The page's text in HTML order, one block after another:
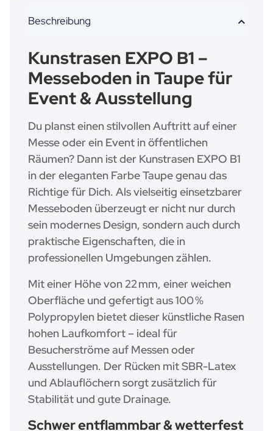
Beschreibung
Kunstrasen EXPO B1 –
Messeboden in Taupe für
Event & Ausstellung
Du planst einen stilvollen Auftritt auf einer
Messe oder ein Event in öffentlichen
Räumen? Dann ist der Kunstrasen EXPO B1
in der eleganten Farbe Taupe genau das
Richtige für Dich. Als vielseitig einsetzbarer
Messeboden überzeugt er nicht nur durch
sein modernes Design, sondern auch durch
praktische Eigenschaften, die in
professionellen Umgebungen zählen.
Mit einer Höhe von 22 mm, einer weichen
Oberfläche und gefertigt aus 100 %
Polypropylen bietet dieser künstliche Rasen
hohen Laufkomfort – ideal für
Besucherströme auf Messen oder
Ausstellungen. Der Rücken mit SBR-Latex
und Ablauflöchern sorgt zusätzlich für
Stabilität und gute Drainage.
Schwer entflammbar & wetterfest